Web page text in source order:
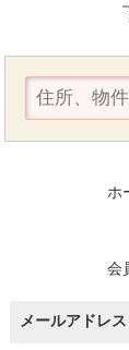
ホ
会
メールアドレ